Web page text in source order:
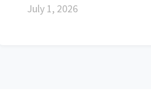
July 1, 2026